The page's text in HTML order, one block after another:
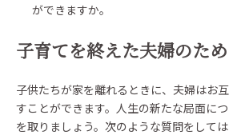
ができますか。
子育てを終えた夫婦のた
子供たちが家を離れるときに、夫婦はお
すことができます。人生の新たな局面に
を取りましょう。次のような質問をして